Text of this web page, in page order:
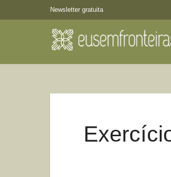
Newsletter gratuita